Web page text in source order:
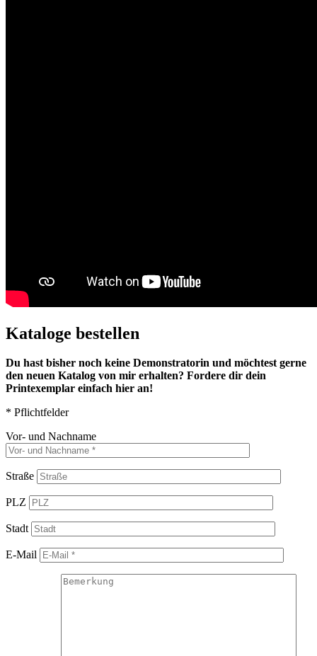
Kataloge bestellen
Du hast bisher noch keine Demonstratorin und möchtest gerne
den neuen Katalog von mir erhalten? Fordere dir dein
Printexemplar einfach hier an!
* Pflichtfelder
Vor- und Nachname
Straße
PLZ
Stadt
E-Mail